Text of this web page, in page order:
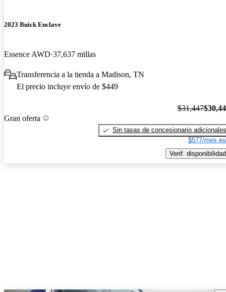
2023 Buick Enclave
Essence AWD 37,637 millas
Transferencia a la tienda a Madison, TN
El precio incluye envío de $449
Gran oferta
$31,447
Sin tasas de concesionario adicionales
$577/mes
Verif. disponibilidad